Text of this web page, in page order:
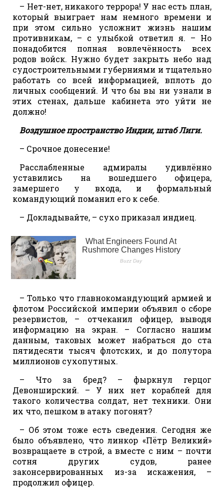
– Нет-нет, никакого террора! У нас есть план,
который выиграет нам немного времени и
при этом сильно усложнит жизнь нашим
противникам, – с улыбкой ответил я. – Но
понадобится полная вовлечённость всех
родов войск. Нужно будет закрыть небо над
судостроительными губерниями и тщательно
работать со всей информацией, вплоть до
личных сообщений. И что бы вы ни узнали в
этих стенах, дальше кабинета это уйти не
должно!
Воздушное пространство Индии, штаб Лиги.
– Срочное донесение!
Расслабленные адмиралы удивлённо
уставились на вошедшего офицера,
замершего у входа, и формальный
командующий поманил его к себе.
– Докладывайте, – сухо приказал индиец.
– Только что главнокомандующий армией и
флотом Российской империи объявил о сборе
резервистов, – отчеканил офицер, выводя
информацию на экран. – Согласно нашим
данным, таковых может набраться до ста
пятидесяти тысяч флотских, и до полутора
миллионов сухопутных.
– Что за бред? – фыркнул герцог
Девонширский. – У них нет кораблей для
такого количества солдат, нет техники. Они
их что, пешком в атаку погонят?
– Об этом тоже есть сведения. Сегодня же
было объявлено, что линкор «Пётр Великий»
возвращаете в строй, а вместе с ним – почти
сотня других судов, ранее
законсервированных из-за искажения, –
продолжил офицер.